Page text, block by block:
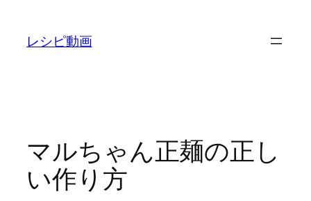
レシピ動画
マルちゃん正麺の正し
い作り方